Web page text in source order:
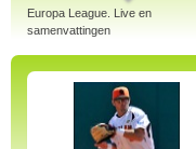
Europa League. Live en
samenvattingen